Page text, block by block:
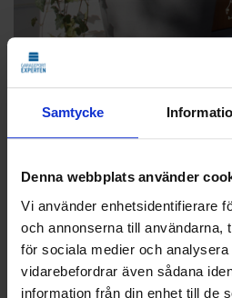
Samtycke
Denna webbplats använder
Vi använder enhetsidentifierare
och annonserna till användarna,
för sociala medier och
vidarebefordrar även sådana
information från din enhet till de
Våga välja färg
Ett av våra råd är att våga mer i
hamna i den så kallade vitfällan.
finns i en mängd olika nyanser.
detaljer och du dessutom väljer